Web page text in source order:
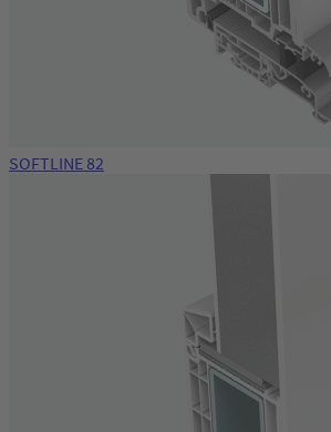
SOFTLINE 82